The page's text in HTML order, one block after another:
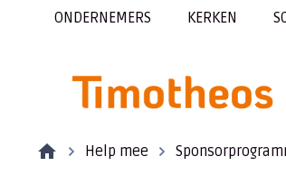
ONDERNEMERS KERKEN
Help mee